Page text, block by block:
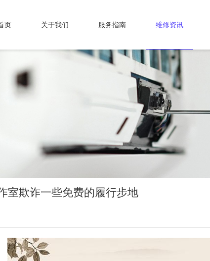
页 关于我们 服务指南 维修资讯
室欺诈一些免费的履行步地